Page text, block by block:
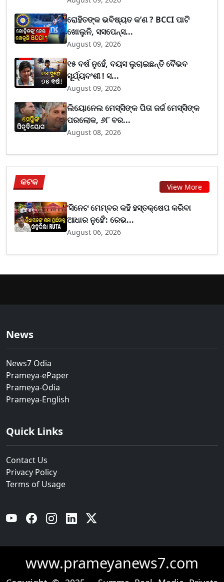
ରୋହିତଙ୍କ ଭବିଷ୍ୟତ କ’ଣ ? BCCI ପାଟି
ଖୋଲୁନି, ସସପେନ୍ସ...
August 09, 2026
୧୫ ବର୍ଷ ନୁହେଁ, ବୟସ ଲୁଚାଇଛନ୍ତି ବୈଭବ
ସୂର୍ଯ୍ୟବଂଶୀ ! ସ...
August 09, 2026
ଲିୟୋନେଲ ମେସ୍ସିଙ୍କ ପିତା ଜର୍ଜ ମେସ୍ସିଙ୍କ
ପରଲୋକ, ୬୮ ବର...
August 08, 2026
କଟକ View More
‘ସିନେଟ ମେମ୍ବର କହି ହସ୍ତକ୍ଷେପ କରିବା
ଆଧାର ନୁହେଁ’: ରେଭ...
August 06, 2026
News
News7 Odia
Prameya-ePaper
Prameya-Odia
Prameya-English
Quick Links
Contact Us
Privacy Policy
Terms of Usage
YouTube Facebook Instagram Linkedin
www.prameyanews7.com